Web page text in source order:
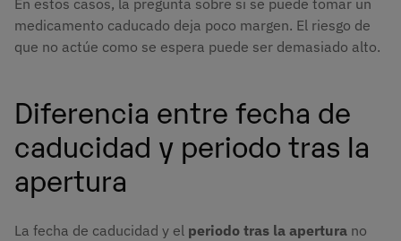
medicamento caducado deja poco margen. El riesgo de
que no actúe como se espera puede ser demasiado alto.
Diferencia entre fecha de
caducidad y periodo tras la
apertura
La fecha de caducidad y el periodo tras la apertura no